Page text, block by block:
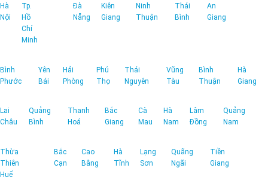
Hà
Nội
Tp.
Hồ
Chí
Minh
Đà
Nẵng
Kiên
Giang
Ninh
Thuận
Thái
Bình
An
Giang
Bình
Phước
Yên
Bái
Hải
Phòng
Phú
Thọ
Thái
Nguyên
Vũng
Tàu
Bình
Thuận
Hà
Giang
Lai
Châu
Quảng
Bình
Thanh
Hoá
Bắc
Giang
Cà
Mau
Hà
Nam
Lâm
Đồng
Quảng
Nam
Thừa
Thiên
Huế
Bắc
Cạn
Cao
Bằng
Hà
Tĩnh
Lạng
Sơn
Quãng
Ngãi
Tiền
Giang